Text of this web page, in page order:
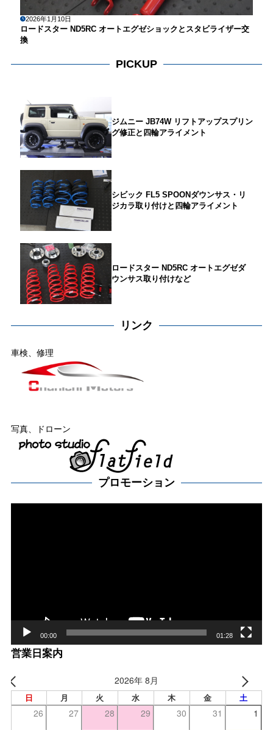
2026年1月10日
ロードスター ND5RC オートエグゼショックとスタビライザー交
換
PICKUP
ジムニー JB74W リフトアップスプリン
グ修正と四輪アライメント
シビック FL5 SPOONダウンサス・リ
ジカラ取り付けと四輪アライメント
ロードスター ND5RC オートエグゼダ
ウンサス取り付けなど
リンク
車検、修理
写真、ドローン
プロモーション
00:00 01:28
営業日案内
2026年 8月
日 月 火 水 木 金 土
26 27 28 29 30 31 1